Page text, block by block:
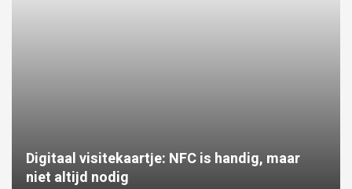
Digitaal visitekaartje: NFC is handig, maar
niet altijd nodig